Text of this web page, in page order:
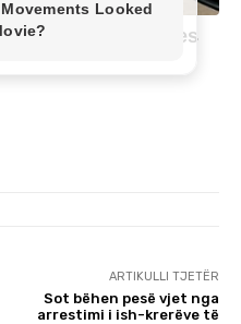
ARTIKULLI TJETËR
Sot bëhen pesë vjet nga
arrestimi i ish-krerëve të